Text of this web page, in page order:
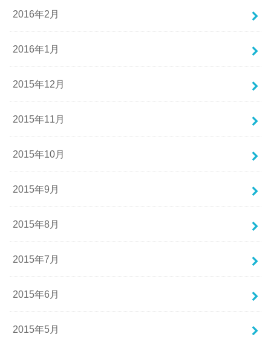
2016年2月
2016年1月
2015年12月
2015年11月
2015年10月
2015年9月
2015年8月
2015年7月
2015年6月
2015年5月